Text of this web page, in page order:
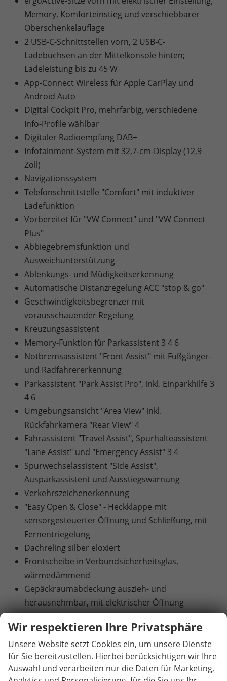
Memory, Komforteinstieg und verschiebbarer
Oberschenkelauflage
2 USB-C-Schnittstellen vorn, 2 USB-C-
Ladebuchsen an der Mittelkonsole hinten;
Ladeleistung bis zu 45 W
App-Connect Wireless für Apple CarPlay und
Android Auto
Digital Cockpit Pro, mehrfarbig, verschiedene
Info-Profile wählbar
Digitaler Radioempfang DAB+
Infotainment-System mit 32,7-cm-Display (12,9
Zoll)
Navigationssystem
Telefonschnittstelle "Comfort" mit induktiver
Ladefunktion
Vorbereitet für "VW Connect" und "VW Connect
Plus"
Abbiegebremsfunktion und
Ausweichunterstützung
Ablenkungs- und Müdigkeitserkennung
Automatische Distanzregelung ACC "stop & go"
Geschwindigkeitsbegrenzer mit
vorausschauender Regelung
Kreuzungsassistent
Memory-Funktion für Parkassistent 3 4 6
Notbremsassistent "Front Assist" mit Fußgänger-
und Radfahrererkennung
Parkassistent "Park Assist Pro", inkl. Einparkhilfe 3
4 6
Umgebungsansicht "Area View" inkl.
Rückfahrkamera "Rear View" 4
Fahrassistent "Travel Assist", Spurhalteassistent
"Lane Assist" und "Emergency Assist" 3 4
Spurwechselassistent "Side Assist",
Ausparkassistent und Ausstiegswarnung
Verkehrszeichenerkennung
"Easy Open & Close" - Heckklappe mit
sensorgesteuerter Öffnung und Schließung, mit
Fernentriegelung
Dachreling silber eloxiert
Frontscheibe in Verbundsicherheitsglas,
wärmedämmend
Gepäckraumabdeckung auszieh- und
herausnehmbar, mit elektrischer Öffnung
Gepäckraumboden in 2 Höhen einstellbar, für
ebene Ladefläche, mit Fixierstange
IQ.LIGHT - LED-Matrix-Scheinwerfer mit Fernlicht
"Plus", Kurvenfahrlicht und dynamischer
Blinkleuchte
Wir respektieren Ihre Privatsphäre
Unsere Website setzt Cookies ein, um unsere Dienste
für Sie bereitzustellen. Hierbei berücksichtigen wir Ihre
Auswahl und verarbeiten nur die Daten für Marketing,